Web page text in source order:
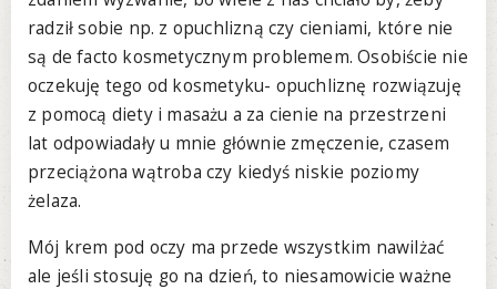
radził sobie np. z opuchlizną czy cieniami, które nie
są de facto kosmetycznym problemem. Osobiście nie
oczekuję tego od kosmetyku- opuchliznę rozwiązuję
z pomocą diety i masażu a za cienie na przestrzeni
lat odpowiadały u mnie głównie zmęczenie, czasem
przeciążona wątroba czy kiedyś niskie poziomy
żelaza.
Mój krem pod oczy ma przede wszystkim nawilżać
ale jeśli stosuję go na dzień, to niesamowicie ważne